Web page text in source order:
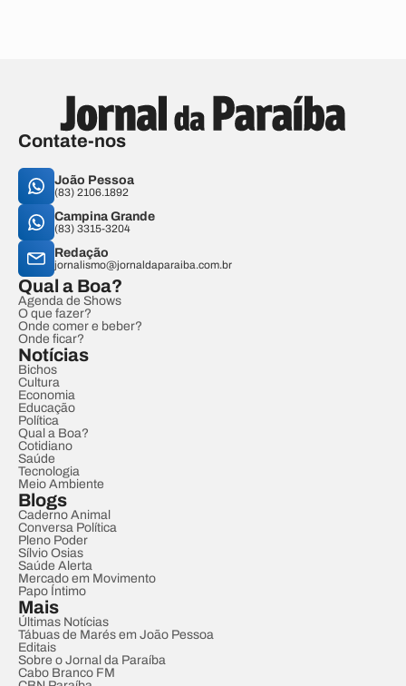
Contate-nos
João Pessoa
(83) 2106.1892
Campina Grande
(83) 3315-3204
Redação
jornalismo@jornaldaparaiba.com.br
Qual a Boa?
Agenda de Shows
O que fazer?
Onde comer e beber?
Onde ficar?
Notícias
Bichos
Cultura
Economia
Educação
Política
Qual a Boa?
Cotidiano
Saúde
Tecnologia
Meio Ambiente
Blogs
Caderno Animal
Conversa Política
Pleno Poder
Sílvio Osias
Saúde Alerta
Mercado em Movimento
Papo Íntimo
Mais
Últimas Notícias
Tábuas de Marés em João Pessoa
Editais
Sobre o Jornal da Paraíba
Cabo Branco FM